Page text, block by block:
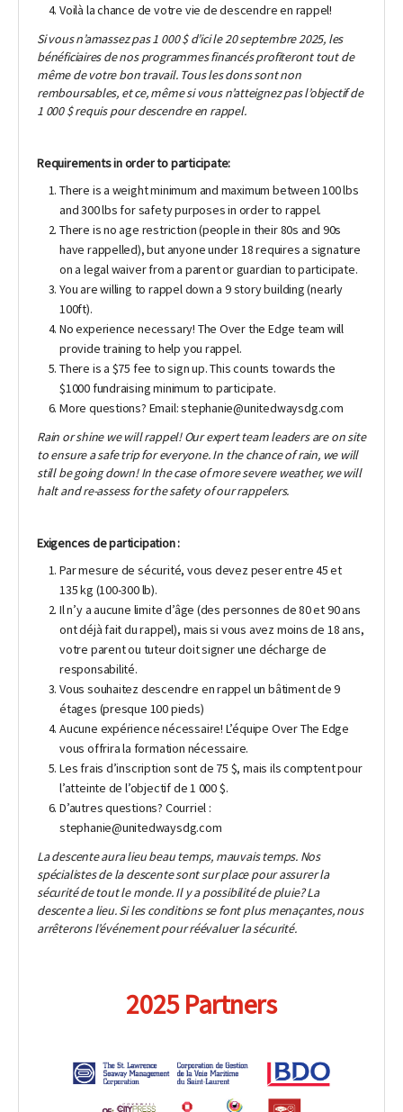
Voilà la chance de votre vie de descendre en rappel!
Si vous n’amassez pas 1 000 $ d’ici le 20 septembre 2025, les
bénéficiaires de nos programmes financés profiteront tout de
même de votre bon travail. Tous les dons sont non
remboursables, et ce, même si vous n’atteignez pas l’objectif de
1 000 $ requis pour descendre en rappel.
Requirements in order to participate:
There is a weight minimum and maximum between 100 lbs
and 300 lbs for safety purposes in order to rappel.
There is no age restriction (people in their 80s and 90s
have rappelled), but anyone under 18 requires a signature
on a legal waiver from a parent or guardian to participate.
You are willing to rappel down a 9 story building (nearly
100ft).
No experience necessary! The Over the Edge team will
provide training to help you rappel.
There is a $75 fee to sign up. This counts towards the
$1000 fundraising minimum to participate.
More questions? Email: stephanie@unitedwaysdg.com
Rain or shine we will rappel! Our expert team leaders are on site
to ensure a safe trip for everyone. In the chance of rain, we will
still be going down! In the case of more severe weather, we will
halt and re-assess for the safety of our rappelers.
Exigences de participation:
Par mesure de sécurité, vous devez peser entre 45 et
135 kg (100-300 lb).
Il n’y a aucune limite d’âge (des personnes de 80 et 90 ans
ont déjà fait du rappel), mais si vous avez moins de 18 ans,
votre parent ou tuteur doit signer une décharge de
responsabilité.
Vous souhaitez descendre en rappel un bâtiment de 9
étages (presque 100 pieds)
Aucune expérience nécessaire! L’équipe Over The Edge
vous offrira la formation nécessaire.
Les frais d’inscription sont de 75 $, mais ils comptent pour
l’atteinte de l’objectif de 1 000 $.
D’autres questions? Courriel :
stephanie@unitedwaysdg.com
La descente aura lieu beau temps, mauvais temps. Nos
spécialistes de la descente sont sur place pour assurer la
sécurité de tout le monde. Il y a possibilité de pluie? La
descente a lieu. Si les conditions se font plus menaçantes, nous
arrêterons l’événement pour réévaluer la sécurité.
2025 Partners